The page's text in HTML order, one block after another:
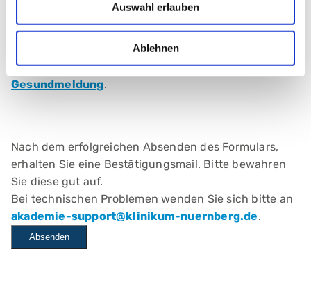
Auswahl erlauben
Ablehnen
Ich habe den Hinweis zur Krank- und
Gesundmeldung durchgelesen*
Hier finden Sie alle Informationen zurKrank- und
Gesundmeldung.
Nach dem erfolgreichen Absenden des Formulars,
erhalten Sie eine Bestätigungsmail. Bitte bewahren
Sie diese gut auf.
Bei technischen Problemen wenden Sie sich bitte an
akademie-support@klinikum-nuernberg.de.
Absenden